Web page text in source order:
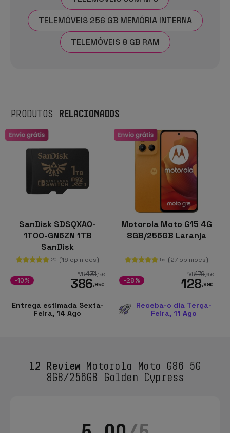
TELEMÓVEIS 256 GB MEMÓRIA INTERNA
TELEMÓVEIS 8 GB RAM
PRODUTOS RELACIONADOS
SanDisk SDSQXAO-
1T00-GN6ZN 1TB
SanDisk
20 (16 opiniões)
PVR431,15€
386,95€
-10%
Entrega estimada Sexta-
Feira, 14 Ago
Motorola Moto G15 4G
8GB/256GB Laranja
55 (27 opiniões)
PVR179,95€
128,99€
-28%
Receba-o dia Terça-
Feira, 11 Ago
12 Review Motorola Moto G86 5G
8GB/256GB Golden Cypress